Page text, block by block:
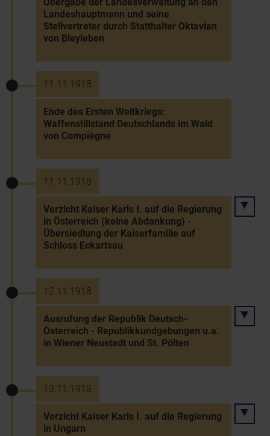
Landeshauptmann und seine
Stellvertreter durch Statthalter Oktavian
von Bleyleben
11.11.1918
Ende des Ersten Weltkriegs:
Waffenstillstand Deutschlands im Wald
von Compiègne
11.11.1918
Verzicht Kaiser Karls I. auf die Regierung
in Österreich (keine Abdankung) -
Übersiedlung der Kaiserfamilie auf
Schloss Eckartsau
12.11.1918
Ausrufung der Republik Deutsch-
Österreich - Republikkundgebungen u.a.
in Wiener Neustadt und St. Pölten
13.11.1918
Verzicht Kaiser Karls I. auf die Regierung
in Ungarn